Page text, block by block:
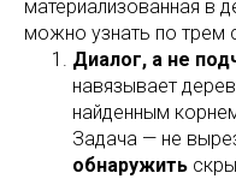
материализованная в
можно узнать по трем
Диалог, а не
навязывает
найденным
Задача — не
обнаружить